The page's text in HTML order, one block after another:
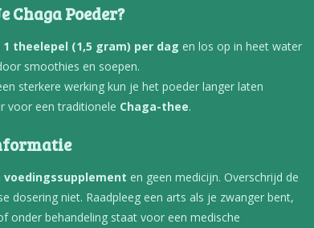
Chaga Poeder?
1 theelepel (1,5 gram) per dag en los op in heet water
smoothies en soepen.
sterkere werking kun je het poeder langer laten
voor een traditionele Chaga-thee.
voedingssupplement en geen medicijn. Overschrijd de
dosering niet. Raadpleeg een arts als je zwanger bent,
onder behandeling staat voor een medische